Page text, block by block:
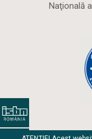
Naţională